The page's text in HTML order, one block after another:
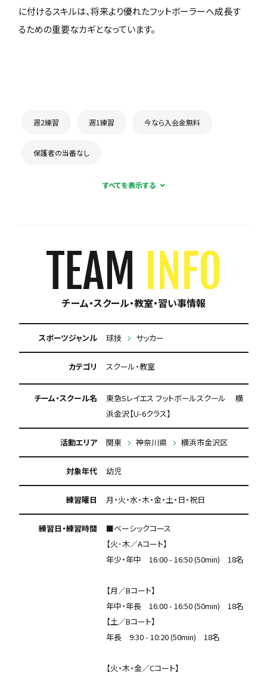
に付けるスキルは、将来より優れたフットボーラーへ成長す
るための重要なカギとなっています。
週2練習 週1練習 今なら入会金無料
保護者の当番なし
TEAM INFO
チーム・スクール・教室・習い事情報
スポーツジャンル 球技 サッカー
カテゴリ スクール・教室
チーム・スクール名
東急Sレイエス フットボールスクール 横
浜金沢【U-6クラス】
活動エリア 関東 神奈川県 横浜市金沢区
対象年代 幼児
練習曜日 月・火・水・木・金・土・日・祝日
練習日・練習時間
■ベーシックコース
【火･木／Aコート】
年少・年中 16:00 - 16:50 (50min) 18名
【月／Bコート】
年中・年長 16:00 - 16:50 (50min) 18名
【土／Bコート】
年長 9:30 - 10:20 (50min) 18名
【火・木・金／Cコート】